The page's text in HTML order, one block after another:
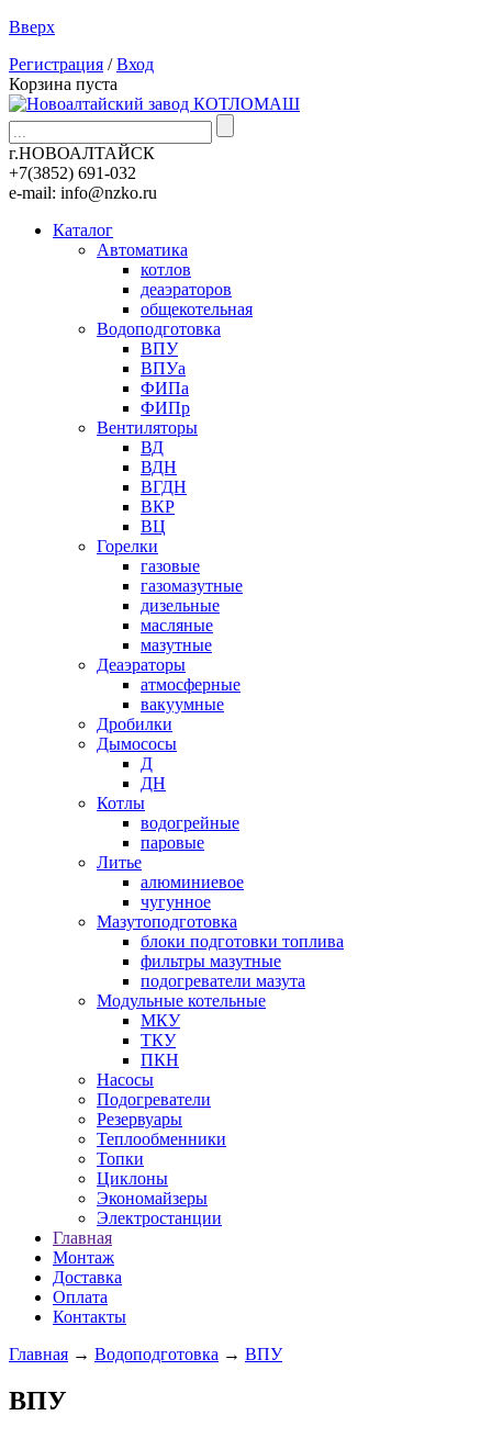
Вверх
Регистрация /Вход
Корзина пуста
г.НОВОАЛТАЙСК
+7(3852) 691-032
e-mail: info@nzko.ru
Каталог
Автоматика
котлов
деаэраторов
общекотельная
Водоподготовка
ВПУ
ВПУа
ФИПа
ФИПр
Вентиляторы
ВД
ВДН
ВГДН
ВКР
ВЦ
Горелки
газовые
газомазутные
дизельные
масляные
мазутные
Деаэраторы
атмосферные
вакуумные
Дробилки
Дымососы
Д
ДН
Котлы
водогрейные
паровые
Литье
алюминиевое
чугунное
Мазутоподготовка
блоки подготовки топлива
фильтры мазутные
подогреватели мазута
Модульные котельные
МКУ
ТКУ
ПКН
Насосы
Подогреватели
Резервуары
Теплообменники
Топки
Циклоны
Экономайзеры
Электростанции
Главная
Монтаж
Доставка
Оплата
Контакты
Главная → Водоподготовка → ВПУ
ВПУ